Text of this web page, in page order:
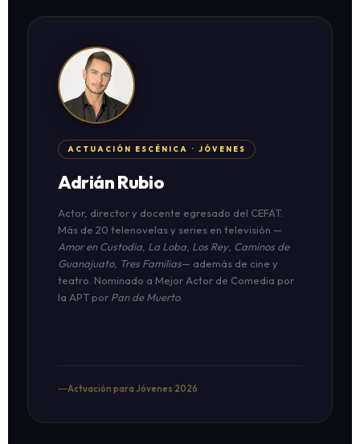
ACTUACIÓN ESCÉNICA · JÓVENES
Adrián Rubio
Actor, director y docente egresado del CEFAT.
Más de 20 telenovelas y series en televisión —
Amor en Custodia La Loba Los Rey, Caminos de
Guanajuato, Tres Familias— además de cine y
teatro. Nominado a Mejor Actor de Comedia por
la APT por Pan de Muerto.
Actuación para Jóvenes 2026